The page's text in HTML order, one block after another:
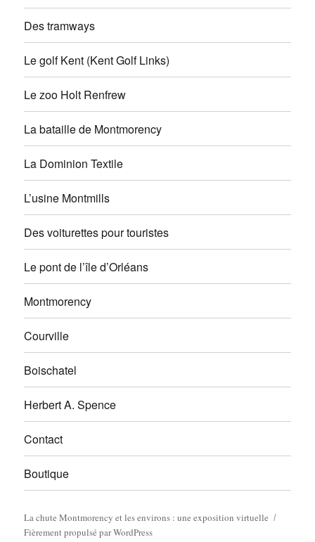
Des tramways
Le golf Kent (Kent Golf Links)
Le zoo Holt Renfrew
La bataille de Montmorency
La Dominion Textile
L’usine Montmills
Des voiturettes pour touristes
Le pont de l’île d’Orléans
Montmorency
Courville
Boischatel
Herbert A. Spence
Contact
Boutique
La chute Montmorency et les environs : une exposition virtuelle
Fièrement propulsé par WordPress